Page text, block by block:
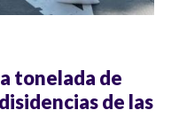
tonelada de
de las